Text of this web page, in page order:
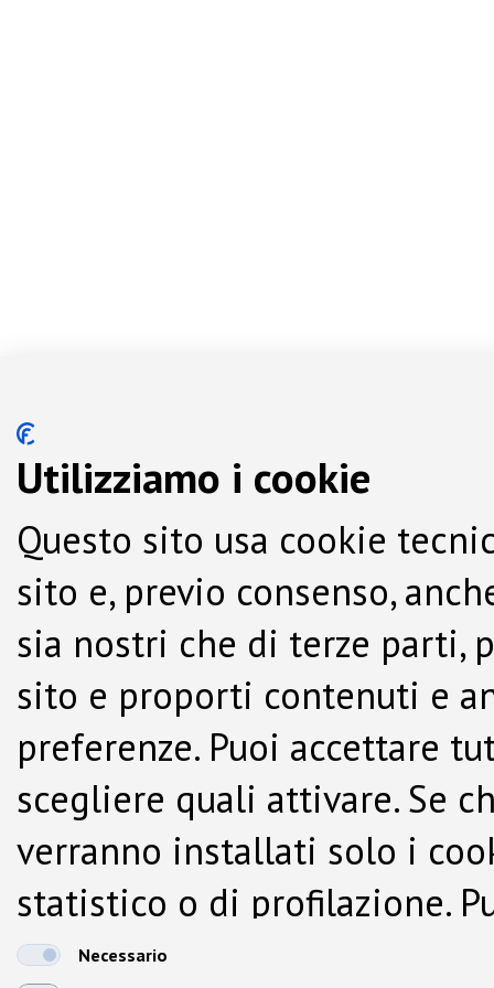
Utilizziamo i cookie
Questo sito usa cookie
sito e, previo consenso,
sia nostri che di terze parti,
sito e proporti contenuti e
preferenze. Puoi accettare
scegliere quali attivare. Se
verranno installati solo i
statistico o di profilazione.
dalla Cookie Policy.
Necessario